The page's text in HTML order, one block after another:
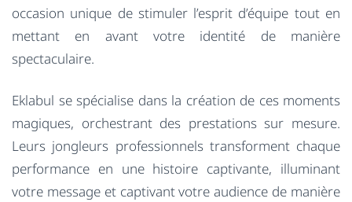
occasion unique de stimuler l’esprit d’équipe tout en
mettant en avant votre identité de manière
spectaculaire.
Eklabul se spécialise dans la création de ces moments
magiques, orchestrant des prestations sur mesure.
Leurs jongleurs professionnels transforment chaque
performance en une histoire captivante, illuminant
votre message et captivant votre audience de manière